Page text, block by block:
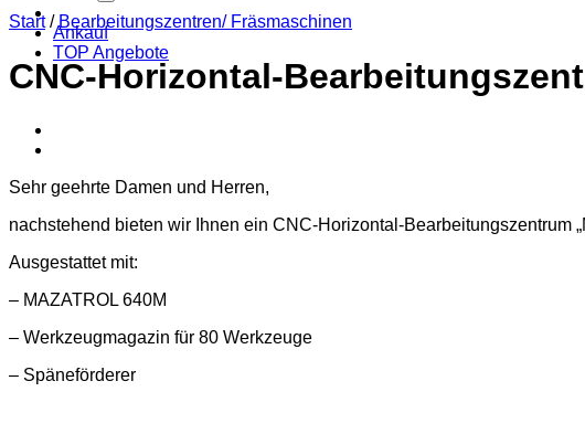
Ankauf
TOP Angebote
Start / Bearbeitungszentren/ Fräsmaschinen
CNC-Horizontal-
Sehr geehrte Damen und Herren,
nachstehend bieten wir Ihnen ein CNC-Horizontal-Bearbeitungszentrum
Ausgestattet mit:
– MAZATROL 640M
– Werkzeugmagazin für 80 Werkzeuge
– Späneförderer